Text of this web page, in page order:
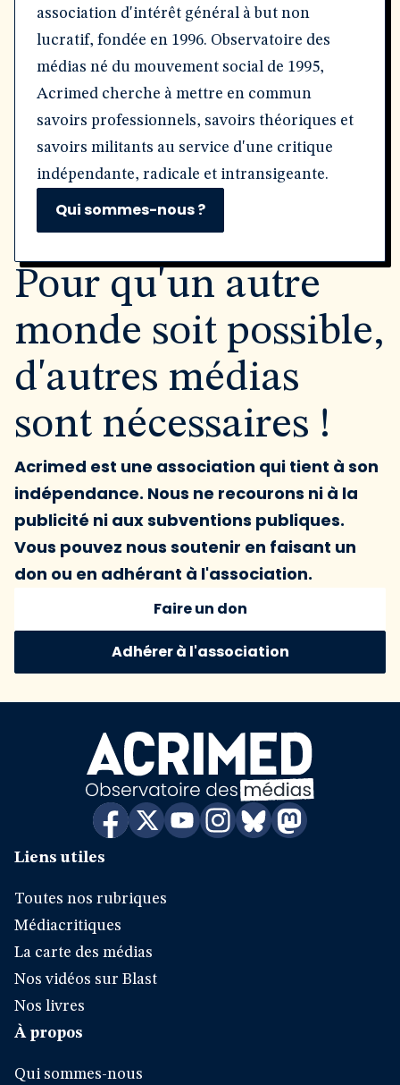
association d'intérêt général à but non
lucratif, fondée en 1996. Observatoire des
médias né du mouvement social de 1995,
Acrimed cherche à mettre en commun
savoirs professionnels, savoirs théoriques et
savoirs militants au service d'une critique
indépendante, radicale et intransigeante.
Qui sommes-nous ?
Pour qu'un autre
monde soit possible,
d'autres médias
sont nécessaires !
Acrimed est une association qui tient à son
indépendance. Nous ne recourons ni à la
publicité ni aux subventions publiques.
Vous pouvez nous soutenir en faisant un
don ou en adhérant à l'association.
Faire un don
Adhérer à l'association
Liens utiles
Toutes nos rubriques
Médiacritiques
La carte des médias
Nos vidéos sur Blast
Nos livres
À propos
Qui sommes-nous